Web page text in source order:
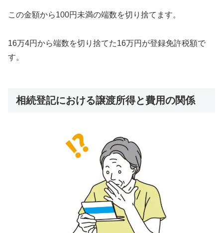
この金額から100円未満の端数を切り捨てます。
16万4円から端数を切り捨てた16万円が登録免許税額で
す。
相続登記における譲渡所得と費用の関係